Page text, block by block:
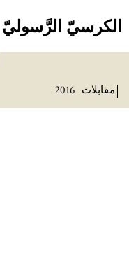
الكرسيّ الرَّسوليّ
مقابلات 2016